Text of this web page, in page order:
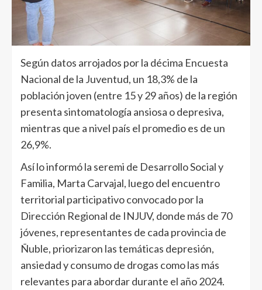
Según datos arrojados por la décima Encuesta
Nacional de la Juventud, un 18,3% de la
población joven (entre 15 y 29 años) de la región
presenta sintomatología ansiosa o depresiva,
mientras que a nivel país el promedio es de un
26,9%.
Así lo informó la seremi de Desarrollo Social y
Familia, Marta Carvajal, luego del encuentro
territorial participativo convocado por la
Dirección Regional de INJUV, donde más de 70
jóvenes, representantes de cada provincia de
Ñuble, priorizaron las temáticas depresión,
ansiedad y consumo de drogas como las más
relevantes para abordar durante el año 2024.